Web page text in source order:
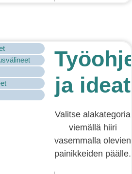
ja ideat
Valitse alakategoria
viemällä hiiri
vasemmalla olevien
painikkeiden päälle.